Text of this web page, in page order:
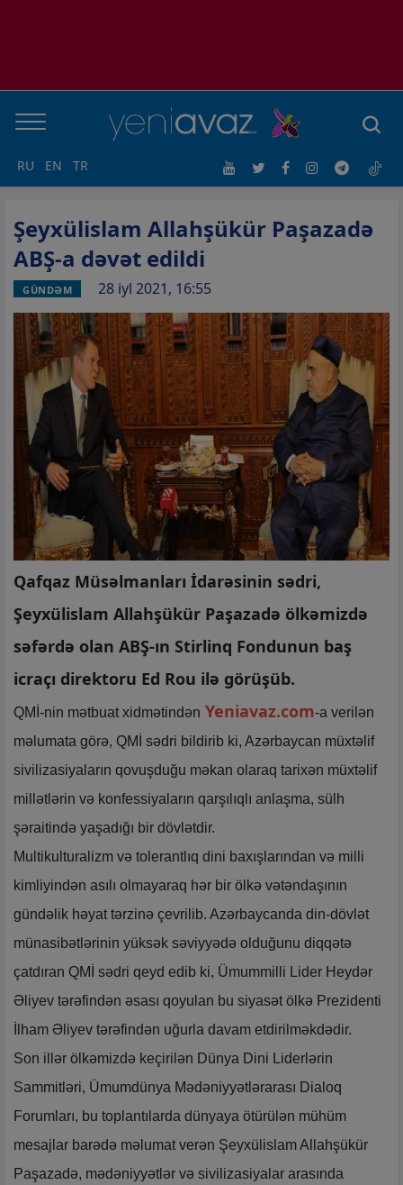
RU EN TR
Şeyxülislam Allahşükür Paşazadə
ABŞ-a dəvət edildi
GÜNDƏM 28 iyl 2021, 16:55
Qafqaz Müsəlmanları İdarəsinin sədri,
Şeyxülislam Allahşükür Paşazadə ölkəmizdə
səfərdə olan ABŞ-ın Stirlinq Fondunun baş
icraçı direktoru Ed Rou ilə görüşüb.
QMİ-nin mətbuat xidmətindən Yeniavaz.com-a verilən
məlumata görə, QMİ sədri bildirib ki, Azərbaycan müxtəlif
sivilizasiyaların qovuşduğu məkan olaraq tarixən müxtəlif
millətlərin və konfessiyaların qarşılıqlı anlaşma, sülh
şəraitində yaşadığı bir dövlətdir.
Multikulturalizm və tolerantlıq dini baxışlarından və milli
kimliyindən asılı olmayaraq hər bir ölkə vətəndaşının
gündəlik həyat tərzinə çevrilib. Azərbaycanda din-dövlət
münasibətlərinin yüksək səviyyədə olduğunu diqqətə
çatdıran QMİ sədri qeyd edib ki, Ümummilli Lider Heydər
Əliyev tərəfindən əsası qoyulan bu siyasət ölkə Prezidenti
İlham Əliyev tərəfindən uğurla davam etdirilməkdədir.
Son illər ölkəmizdə keçirilən Dünya Dini Liderlərin
Sammitləri, Ümumdünya Mədəniyyətlərarası Dialoq
Forumları, bu toplantılarda dünyaya ötürülən mühüm
mesajlar barədə məlumat verən Şeyxülislam Allahşükür
Paşazadə, mədəniyyətlər və sivilizasiyalar arasında